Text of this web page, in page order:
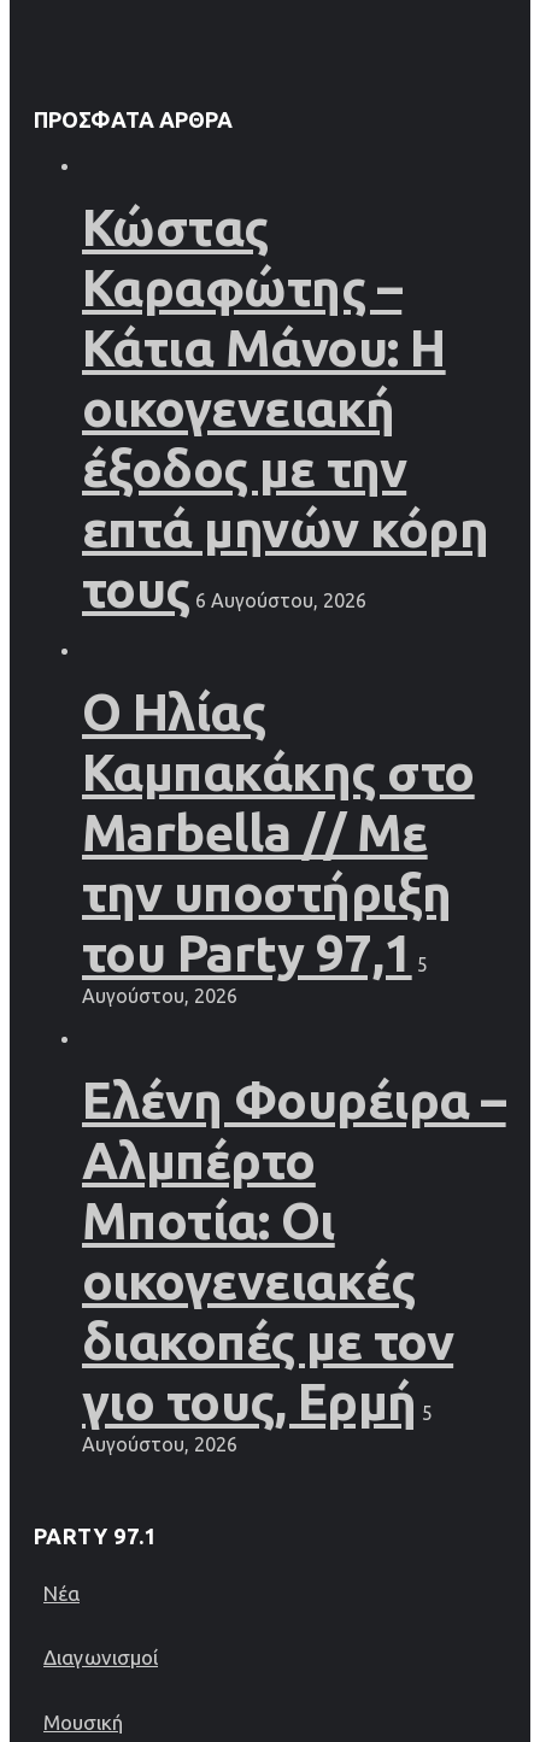
ΠΡΌΣΦΑΤΑ ΆΡΘΡΑ
Κώστας
Καραφώτης –
Κάτια Μάνου: Η
οικογενειακή
έξοδος με την
επτά μηνών κόρη
τους 6 Αυγούστου, 2026
Ο Ηλίας
Καμπακάκης στο
Marbella // Με
την υποστήριξη
του Party 97,1
5
Αυγούστου, 2026
Ελένη Φουρέιρα –
Αλμπέρτο
Μποτία: Οι
οικογενειακές
διακοπές με τον
γιο τους, Ερμή 5
Αυγούστου, 2026
PARTY 97.1
Νέα
Διαγωνισμοί
Μουσική